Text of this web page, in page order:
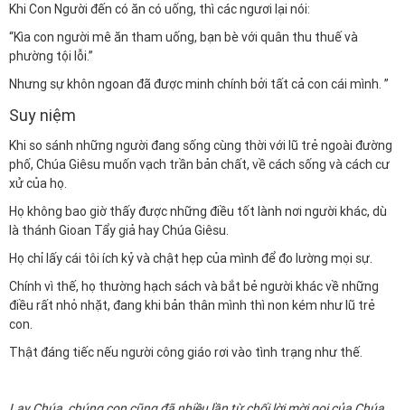
Khi Con Người đến có ăn có uống, thì các ngươi lại nói:
“Kìa con người mê ăn tham uống, bạn bè với quân thu thuế và
phường tội lỗi.”
Nhưng sự khôn ngoan đã được minh chính bởi tất cả con cái mình. ”
Suy niệm
Khi so sánh những người đang sống cùng thời với lũ trẻ ngoài đường
phố, Chúa Giêsu muốn vạch trần bản chất, về cách sống và cách cư
xử của họ.
Họ không bao giờ thấy được những điều tốt lành nơi người khác, dù
là thánh Gioan Tẩy giả hay Chúa Giêsu.
Họ chỉ lấy cái tôi ích kỷ và chật hẹp của mình để đo lường mọi sự.
Chính vì thế, họ thường hạch sách và bắt bẻ người khác về những
điều rất nhỏ nhặt, đang khi bản thân mình thì non kém như lũ trẻ
con.
Thật đáng tiếc nếu người công giáo rơi vào tình trạng như thế.